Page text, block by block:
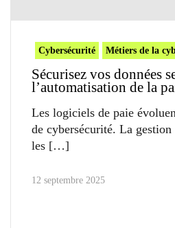
Cybersécurité Métiers de la
Sécurisez vos données
l’automatisation de la
Les logiciels de paie
de cybersécurité. La
les
12 septembre 2025